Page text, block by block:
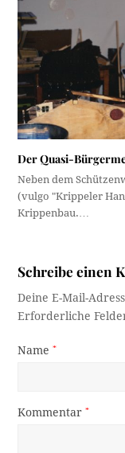
Der Quasi-
Neben dem
(vulgo "Krippeler
Krippenbau.…
Schreibe einen
Deine E-Mail-
Erforderliche
Name*
Kommentar*